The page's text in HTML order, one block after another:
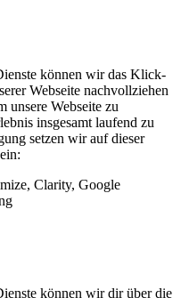
können wir das Klick-
Webseite nachvollziehen
unsere Webseite zu
insgesamt laufend zu
setzen wir auf dieser
Clarity, Google
können wir dir über die